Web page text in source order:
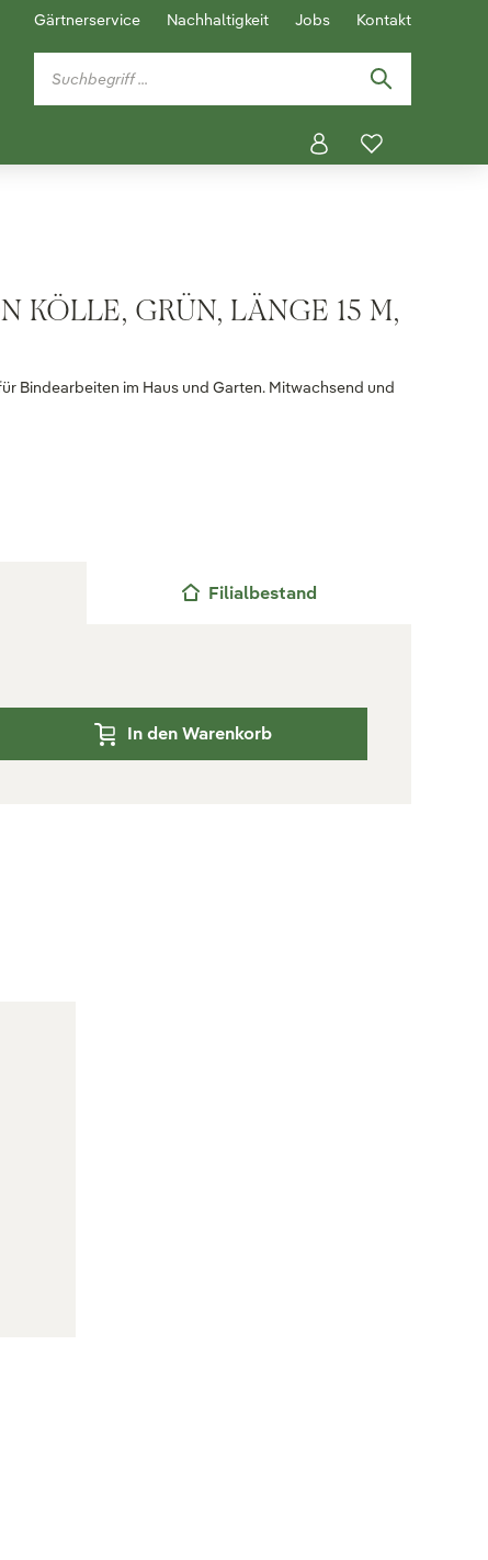
Gärtnerservice Nachhaltigkeit Jobs Kontakt
KÖLLE, GRÜN, LÄNGE 15 M,
Bindearbeiten im Haus und Garten. Mitwachsend und
Filialbestand
In den Warenkorb